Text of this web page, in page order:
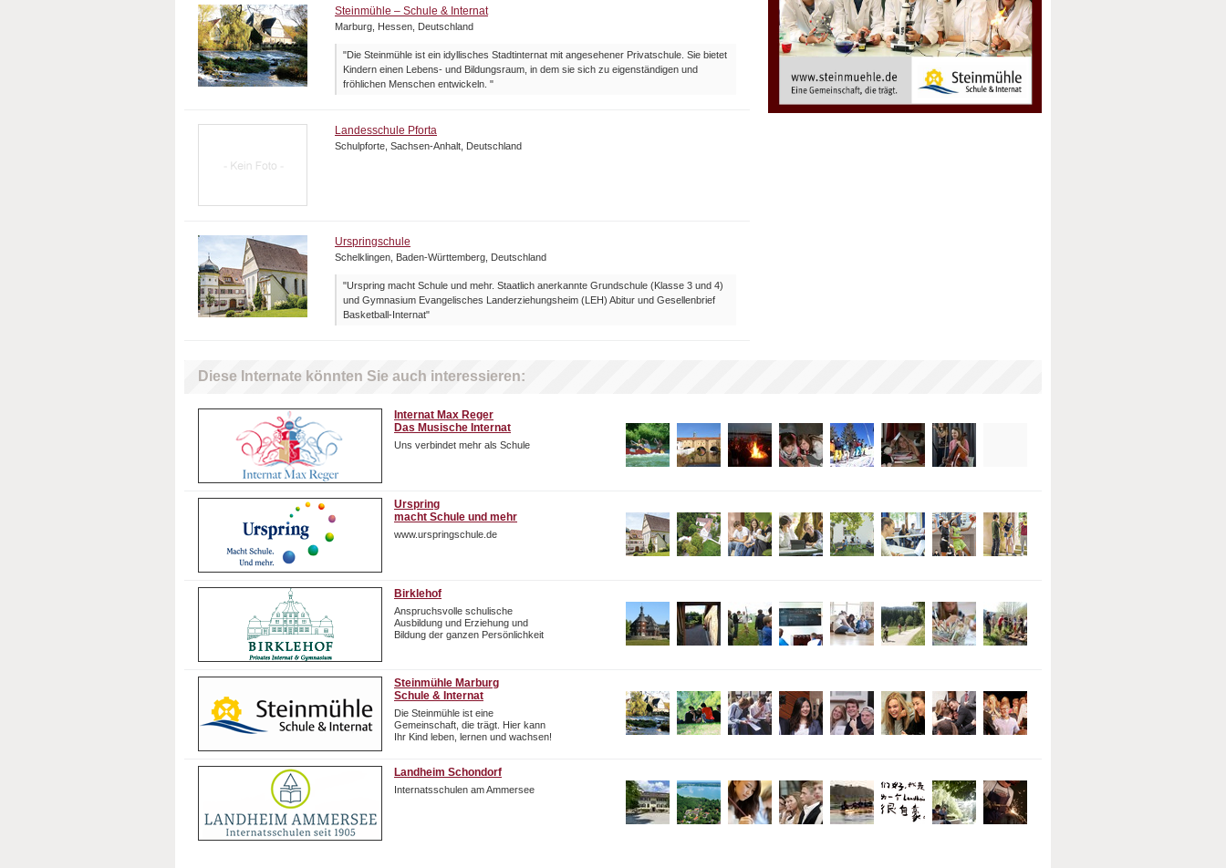
Steinmühle – Schule & Internat
Marburg, Hessen, Deutschland
"Die Steinmühle ist ein idyllisches Stadtinternat mit angesehener Privatschule. Sie bietet
Kindern einen Lebens- und Bildungsraum, in dem sie sich zu eigenständigen und
fröhlichen Menschen entwickeln. "
Landesschule Pforta
Schulpforte, Sachsen-Anhalt, Deutschland
Urspringschule
Schelklingen, Baden-Württemberg, Deutschland
"Urspring macht Schule und mehr. Staatlich anerkannte Grundschule (Klasse 3 und 4)
und Gymnasium Evangelisches Landerziehungsheim (LEH) Abitur und Gesellenbrief
Basketball-Internat"
Diese Internate könnten Sie auch interessieren:
Internat Max Reger
Das Musische Internat
Uns verbindet mehr als Schule
Urspring
macht Schule und mehr
www.urspringschule.de
Birklehof
Anspruchsvolle schulische
Ausbildung und Erziehung und
Bildung der ganzen Persönlichkeit
Steinmühle Marburg
Schule & Internat
Die Steinmühle ist eine
Gemeinschaft, die trägt. Hier kann
Ihr Kind leben, lernen und wachsen!
Landheim Schondorf
Internatsschulen am Ammersee